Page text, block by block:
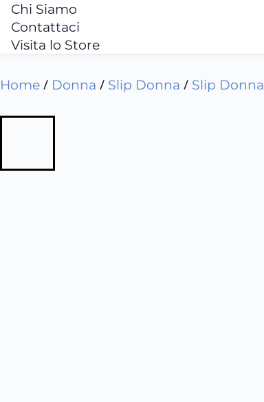
Chi Siamo
Contattaci
Visita lo Store
Home / Donna / Slip Donna / Slip